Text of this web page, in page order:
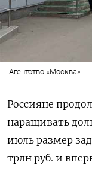
Агентство «Москва»
Россияне
наращивать
июль размер
трлн руб. и